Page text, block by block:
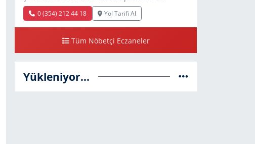
0 (354) 212 44 18 Yol Tarifi Al
Tüm Nöbetçi Eczaneler
Yükleniyor...